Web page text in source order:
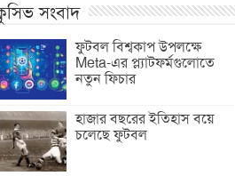
সংবাদ
ফুটবল বিশ্বকাপ উপলক্ষে
Meta-এর প্ল্যাটফর্মগুলোতে
নতুন ফিচার
হাজার বছরের ইতিহাস বয়ে
চলেছে ফুটবল